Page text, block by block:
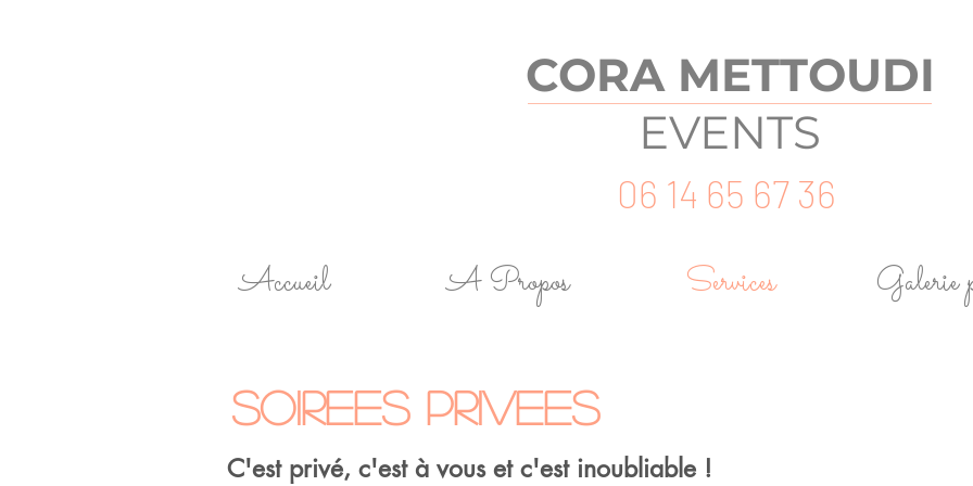
Accueil A Propos Services Galerie
CORA METTOUDI
EVENTS
06 14 65 67 36
SOIREES PRIVEES
C'est privé, c'est à vous et c'est inoubliable !